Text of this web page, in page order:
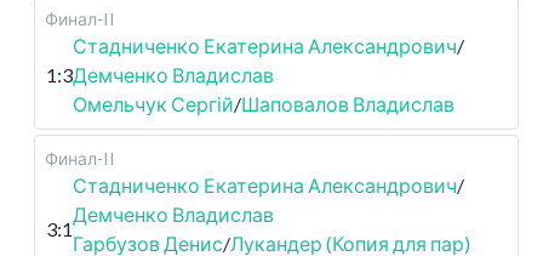
Финал-II
1:3
Стадниченко Екатерина Александрович/
Демченко Владислав
Омельчук Сергій/Шаповалов Владислав
Финал-II
3:1
Стадниченко Екатерина Александрович/
Демченко Владислав
Гарбузов Денис/Лукандер (Копия для пар)